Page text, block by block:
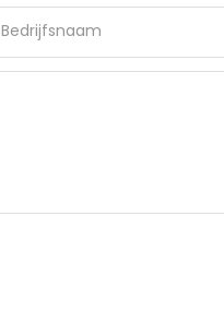
Bedrijfsnaam